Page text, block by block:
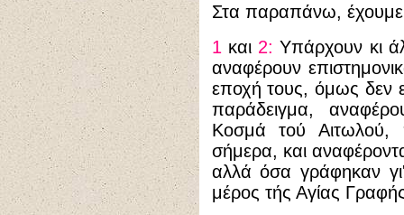
Στα παραπάνω,
1 και 2: Υπάρχουν κι
αναφέρουν
εποχή τους, όμως δεν
παράδειγμα,
Κοσμά τού Αιτωλού,
σήμερα, και
αλλά όσα γράφηκαν γι'
μέρος τής Αγίας